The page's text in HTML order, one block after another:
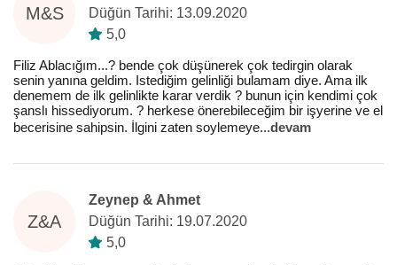
M&S
Düğün Tarihi: 13.09.2020
5,0
Filiz Ablacığım...? bende çok düşünerek çok tedirgin olarak
senin yanına geldim. Istediğim gelinliği bulamam diye. Ama ilk
denemem de ilk gelinlikte karar verdik ? bunun için kendimi çok
şanslı hissediyorum. ? herkese önerebileceğim bir işyerine ve el
becerisine sahipsin. İlgini zaten soylemeye...devam
Z&A
Zeynep & Ahmet
Düğün Tarihi: 19.07.2020
5,0